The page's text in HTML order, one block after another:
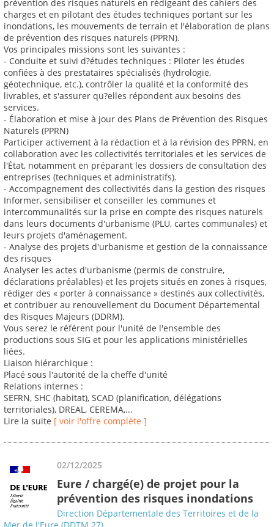
prévention des risques naturels en rédigeant des cahiers des
charges et en pilotant des études techniques portant sur les
inondations, les mouvements de terrain et l'élaboration de plans
de prévention des risques naturels (PPRN).
Vos principales missions sont les suivantes :
- Conduite et suivi d?études techniques : Piloter les études
confiées à des prestataires spécialisés (hydrologie,
géotechnique, etc.), contrôler la qualité et la conformité des
livrables, et s'assurer qu?elles répondent aux besoins des
services.
- Élaboration et mise à jour des Plans de Prévention des Risques
Naturels (PPRN)
Participer activement à la rédaction et à la révision des PPRN, en
collaboration avec les collectivités territoriales et les services de
l'État, notamment en préparant les dossiers de consultation des
entreprises (techniques et administratifs).
- Accompagnement des collectivités dans la gestion des risques
Informer, sensibiliser et conseiller les communes et
intercommunalités sur la prise en compte des risques naturels
dans leurs documents d'urbanisme (PLU, cartes communales) et
leurs projets d'aménagement.
- Analyse des projets d'urbanisme et gestion de la connaissance
des risques
Analyser les actes d'urbanisme (permis de construire,
déclarations préalables) et les projets situés en zones à risques,
rédiger des « porter à connaissance » destinés aux collectivités,
et contribuer au renouvellement du Document Départemental
des Risques Majeurs (DDRM).
Vous serez le référent pour l'unité de l'ensemble des
productions sous SIG et pour les applications ministérielles
liées.
Liaison hiérarchique :
Placé sous l'autorité de la cheffe d'unité
Relations internes :
SEFRN, SHC (habitat), SCAD (planification, délégations
territoriales), DREAL, CEREMA,...
Lire la suite [ voir l'offre complète ]
02/12/2025
Eure / chargé(e) de projet pour la
prévention des risques inondations
Direction Départementale des Territoires et de la